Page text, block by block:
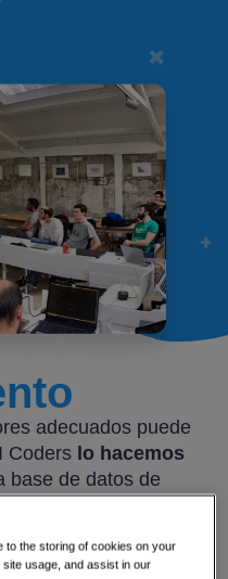
adecuados puede
Coders lo hacemos
base de datos de
necesidades
to the storing of cookies on your
usage, and assist in our